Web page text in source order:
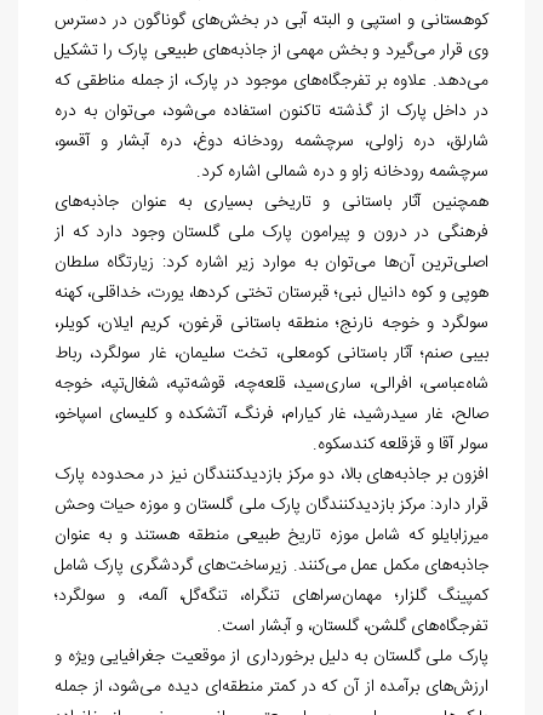
کوهستانی و استپی و البته آبی در بخشهای گوناگون در دسترس
وی قرار میگیرد و بخش مهمی از جاذبههای طبیعی پارک را تشکیل
میدهد. علاوه بر تفرجگاههای موجود در پارک، از جمله مناطقی که
در داخل پارک از گذشته تاکنون استفاده میشود، میتوان به دره
شارلق، دره زاولی، سرچشمه رودخانه دوغ، دره آبشار و آق‏سو،
سرچشمه رودخانه زاو و دره‏‌ شمالی اشاره کرد.
همچنین آثار باستانی و تاریخی بسیاری به عنوان جاذبه‏‌های
فرهنگی در درون و پیرامون پارک ملی گلستان وجود دارد که از
اصلیترین آنها میتوان به موارد زیر اشاره کرد: زیارتگاه سلطان
هوپی و کوه دانیال نبی؛ قبرستان تختی کردها، یورت، خداقلی، کهنه
سولگرد و خوجه نارنج؛ منطقه باستانی قرغون، کریم ایلان، کویلر،
بی‏بی صنم؛ آثار باستانی کومعلی، تخت سلیمان، غار سولگرد، رباط
شاهعباسی، افرالی، ساری‏‌سید، قلعه‏‌چه، قوشه‌تپه، شغال‏‌تپه، خوجه
صالح، غار سیدرشید، غار کیارام، فرنگ، آتشکده و کلیسای اسپاخو،
سولر آقا و قزقلعه کندسکوه.
افزون بر جاذبههای بالا، دو مرکز بازدیدکنندگان نیز در محدوده پارک
قرار دارد: مرکز بازدیدکنندگان پارک ملی گلستان و موزه حیات وحش
میرزابایلو که شامل موزه تاریخ طبیعی منطقه هستند و به عنوان
جاذبه‌‏های مکمل عمل می‏‌کنند. زیرساختهای گردشگری پارک شامل
کمپینگ گلزار؛ مهمان‏‌سراهای تنگراه، تنگه‌‏گل، آلمه، و سولگرد؛
تفرجگاه‌‏های گلشن، گلستان، و آبشار است.
پارک ملی گلستان به دلیل برخورداری از موقعیت جغرافیایی ویژه و
ارزشهای برآمده از آن که در کمتر منطقهای دیده میشود، از جمله